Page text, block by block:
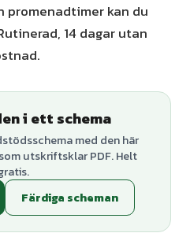
promenadtimer kan du
14 dagar utan
i ett schema
med den här
utskriftsklar PDF. Helt
Färdiga scheman